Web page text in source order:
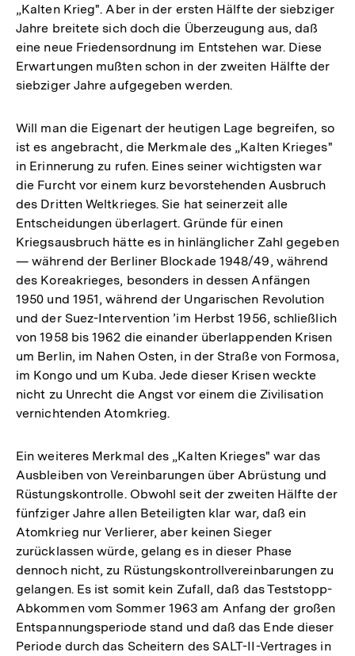
„Kalten Krieg". Aber in der ersten Hälfte der siebziger
Jahre breitete sich doch die Überzeugung aus, daß
eine neue Friedensordnung im Entstehen war. Diese
Erwartungen mußten schon in der zweiten Hälfte der
siebziger Jahre aufgegeben werden.
Will man die Eigenart der heutigen Lage begreifen, so
ist es angebracht, die Merkmale des „Kalten Krieges"
in Erinnerung zu rufen. Eines seiner wichtigsten war
die Furcht vor einem kurz bevorstehenden Ausbruch
des Dritten Weltkrieges. Sie hat seinerzeit alle
Entscheidungen überlagert. Gründe für einen
Kriegsausbruch hätte es in hinlänglicher Zahl gegeben
— während der Berliner Blockade 1948/49, während
des Koreakrieges, besonders in dessen Anfängen
1950 und 1951, während der Ungarischen Revolution
und der Suez-Intervention ’im Herbst 1956, schließlich
von 1958 bis 1962 die einander überlappenden Krisen
um Berlin, im Nahen Osten, in der Straße von Formosa,
im Kongo und um Kuba. Jede dieser Krisen weckte
nicht zu Unrecht die Angst vor einem die Zivilisation
vernichtenden Atomkrieg.
Ein weiteres Merkmal des „Kalten Krieges" war das
Ausbleiben von Vereinbarungen über Abrüstung und
Rüstungskontrolle. Obwohl seit der zweiten Hälfte der
fünfziger Jahre allen Beteiligten klar war, daß ein
Atomkrieg nur Verlierer, aber keinen Sieger
zurücklassen würde, gelang es in dieser Phase
dennoch nicht, zu Rüstungskontrollvereinbarungen zu
gelangen. Es ist somit kein Zufall, daß das Teststopp-
Abkommen vom Sommer 1963 am Anfang der großen
Entspannungsperiode stand und daß das Ende dieser
Periode durch das Scheitern des SALT-II-Vertrages in